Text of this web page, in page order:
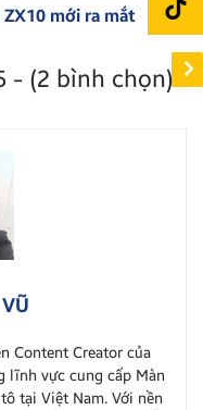
mới ra mắt
- (2 bình chọn)
Content Creator của
lĩnh vực cung cấp Màn
tại Việt Nam. Với nền